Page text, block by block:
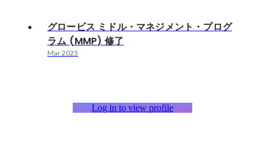
グロービス ミドル・マネジメント・プログ
ラム (MMP) 修了
Mar 2025
Log in to view profile